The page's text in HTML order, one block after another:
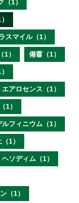
（1）
スマイル（1）
1） 備蓄（1）
エアロセンス（1）
1）
ルフィニウム（1）
1）
ヘソディム（1）
（1）